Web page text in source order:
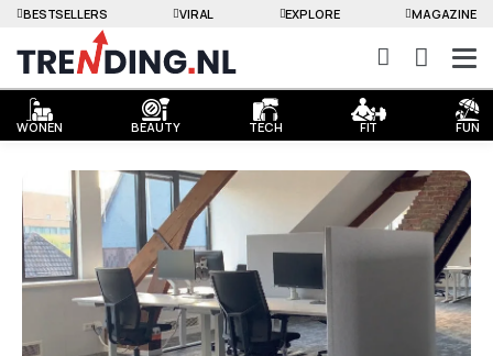
WONEN BEAUTY TECH FIT FUN
BESTSELLERS VIRAL EXPLORE MAGAZINE